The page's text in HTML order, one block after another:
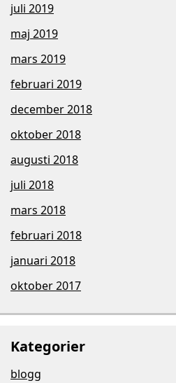
juli 2019
maj 2019
mars 2019
februari 2019
december 2018
oktober 2018
augusti 2018
juli 2018
mars 2018
februari 2018
januari 2018
oktober 2017
Kategorier
blogg